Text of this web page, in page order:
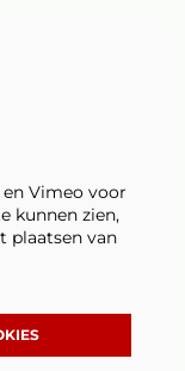
Vimeo voor
kunnen zien,
plaatsen van